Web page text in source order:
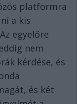
platformra
a kis
egyelőre
nem
kérdése, és
és két